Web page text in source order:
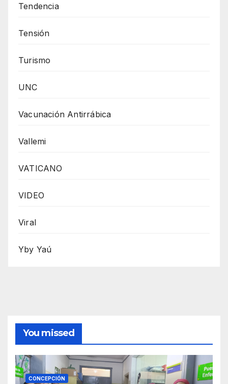
Tendencia
Tensión
Turismo
UNC
Vacunación Antirrábica
Vallemi
VATICANO
VIDEO
Viral
Yby Yaú
You missed
CONCEPCIÓN